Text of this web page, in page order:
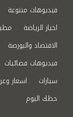
فيديوهات متنوعة
اخبار الرياضة
الاقتصاد والبورصة
فيديوهات فضائيات
سيارات
اسعار
حظك اليوم